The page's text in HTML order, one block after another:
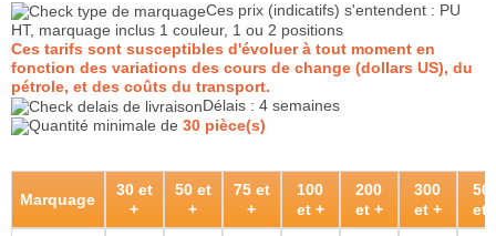
Ces prix (indicatifs) s'entendent : PU
HT, marquage inclus 1 couleur, 1 ou 2 positions
Ces tarifs sont susceptibles d'évoluer à tout moment en
fonction des variations des cours de change (dollars US), du
pétrole, et des coûts du transport.
Délais : 4 semaines
Quantité minimale de 30 pièce(s)
Marquage
30 et
+
50 et
+
75 et
+
100
et +
200
et +
300
et +
et